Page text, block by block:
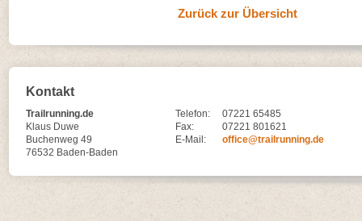
Zurück zur Übersicht
Kontakt
Trailrunning.de
Klaus Duwe
Buchenweg 49
76532 Baden-Baden
Telefon:
07221 65485
Fax:
07221 801621
E-Mail:
office@trailrunning.de